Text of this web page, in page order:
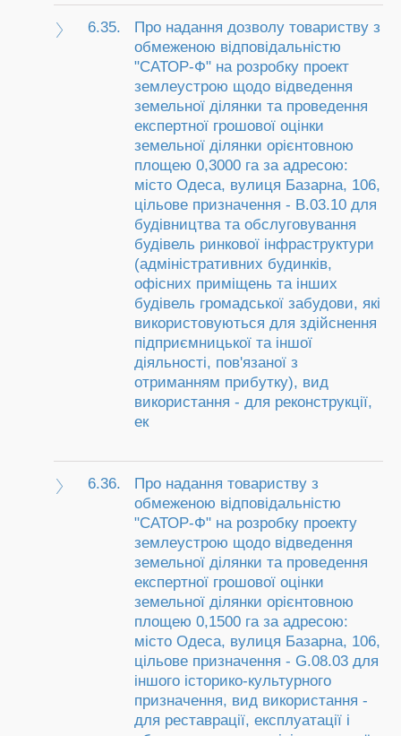
6.35.
Про надання дозволу товариству з
обмеженою відповідальністю
"САТОР-Ф" на розробку проект
землеустрою щодо відведення
земельної ділянки та проведення
експертної грошової оцінки
земельної ділянки орієнтовною
площею 0,3000 га за адресою:
місто Одеса, вулиця Базарна, 106,
цільове призначення - В.03.10 для
будівництва та обслуговування
будівель ринкової інфраструктури
(адміністративних будинків,
офісних приміщень та інших
будівель громадської забудови, які
використовуються для здійснення
підприємницької та іншої
діяльності, пов'язаної з
отриманням прибутку), вид
використання - для реконструкції,
ек
6.36.
Про надання товариству з
обмеженою відповідальністю
"САТОР-Ф" на розробку проекту
землеустрою щодо відведення
земельної ділянки та проведення
експертної грошової оцінки
земельної ділянки орієнтовною
площею 0,1500 га за адресою:
місто Одеса, вулиця Базарна, 106,
цільове призначення - G.08.03 для
іншого історико-культурного
призначення, вид використання -
для реставрації, експлуатації і